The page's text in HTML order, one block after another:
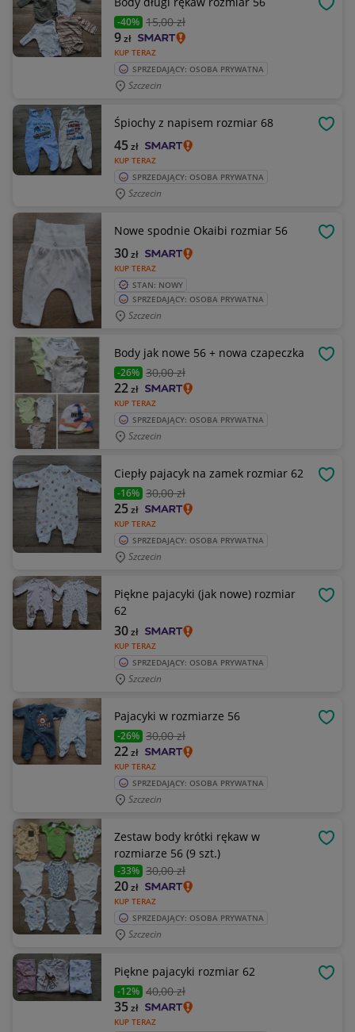
-40% 15,00 zł
KUP TERAZ
9zł
SPRZEDAJĄCY: OSOBA PRYWATNA
Szczecin
Śpiochy z napisem rozmiar 68
KUP TERAZ
45zł
SPRZEDAJĄCY: OSOBA PRYWATNA
Szczecin
Nowe spodnie Okaibi rozmiar 56
KUP TERAZ
30zł
STAN: NOWY
SPRZEDAJĄCY: OSOBA PRYWATNA
Szczecin
Body jak nowe 56 + nowa czapeczka
-26% 30,00 zł
KUP TERAZ
22zł
SPRZEDAJĄCY: OSOBA PRYWATNA
Szczecin
Ciepły pajacyk na zamek rozmiar 62
-16% 30,00 zł
KUP TERAZ
25zł
SPRZEDAJĄCY: OSOBA PRYWATNA
Szczecin
Piękne pajacyki (jak nowe) rozmiar
62
KUP TERAZ
30zł
SPRZEDAJĄCY: OSOBA PRYWATNA
Szczecin
Pajacyki w rozmiarze 56
-26% 30,00 zł
KUP TERAZ
22zł
SPRZEDAJĄCY: OSOBA PRYWATNA
Szczecin
Zestaw body krótki rękaw w
rozmiarze 56 (9 szt.)
-33% 30,00 zł
KUP TERAZ
20zł
SPRZEDAJĄCY: OSOBA PRYWATNA
Szczecin
Piękne pajacyki rozmiar 62
-12% 40,00 zł
KUP TERAZ
35zł